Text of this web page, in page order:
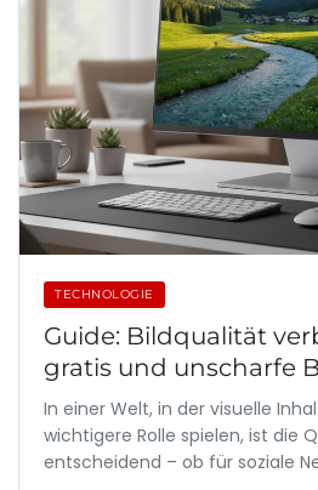
TECHNOLOGIE
Guide: Bildqualität
gratis und unscharfe
In einer Welt, in der visuelle
wichtigere Rolle spielen, ist die
entscheidend – ob für soziale